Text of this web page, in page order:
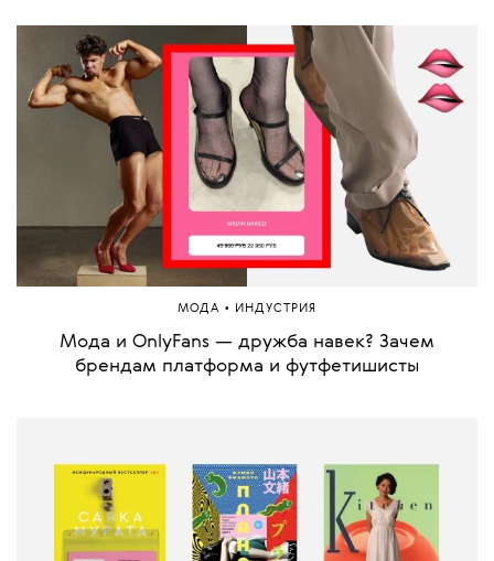
МОДА • ИНДУСТРИЯ
Мода и OnlyFans — дружба навек? Зачем
брендам платформа и футфетишисты